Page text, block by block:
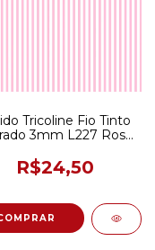
Tricoline Fio Tinto
3mm L227 Rosa
R$24,50